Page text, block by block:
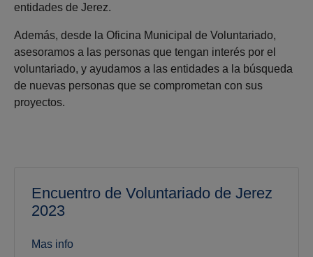
entidades de Jerez.
Además, desde la Oficina Municipal de Voluntariado,
asesoramos a las personas que tengan interés por el
voluntariado, y ayudamos a las entidades a la búsqueda
de nuevas personas que se comprometan con sus
proyectos.
Encuentro de Voluntariado de Jerez
2023
Mas info